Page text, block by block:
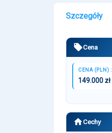
Szczegóły
Cena
CENA (PLN) :
149.000 zł
Cechy